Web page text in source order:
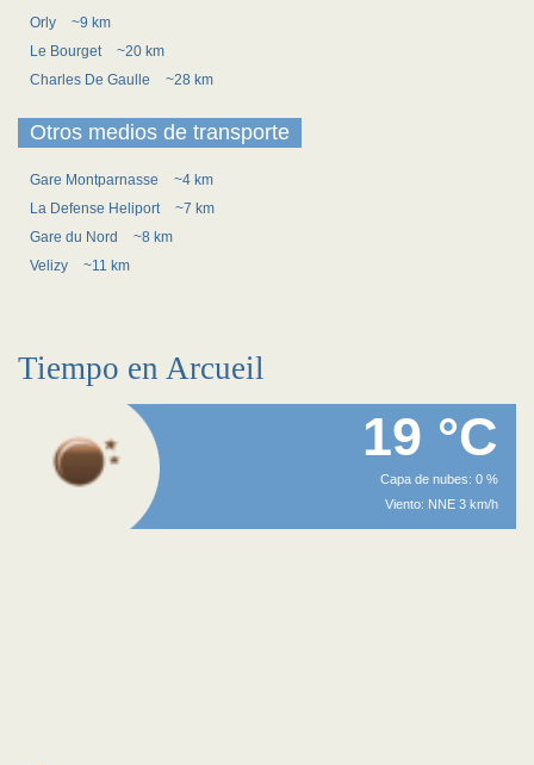
Orly
~9 km
Le Bourget
~20 km
Charles De Gaulle
~28 km
Otros medios de transporte
Gare Montparnasse
~4 km
La Defense Heliport
~7 km
Gare du Nord
~8 km
Velizy
~11 km
Tiempo en Arcueil
19 °C
Capa de nubes: 0 %
Viento: NNE 3 km/h